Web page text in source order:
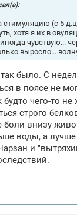
стимуляцию (с 5
хотя я их в
чувствую...
выросло...
было. С
в поясе не
чего-то не
строго
боли внизу
воды, а
и